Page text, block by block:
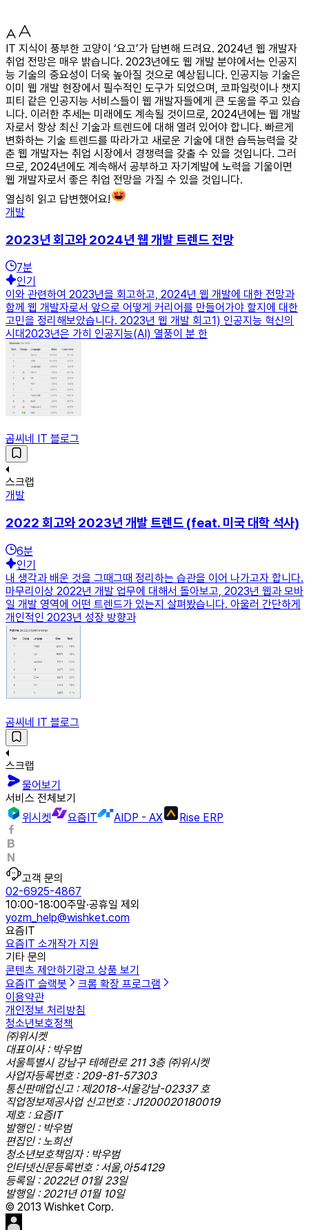
IT 지식이 풍부한 고양이 ‘요고’가 답변해 드려요. 2024년 웹 개발자
취업 전망은 매우 밝습니다. 2023년에도 웹 개발 분야에서는 인공지
능 기술의 중요성이 더욱 높아질 것으로 예상됩니다. 인공지능 기술은
이미 웹 개발 현장에서 필수적인 도구가 되었으며, 코파일럿이나 챗지
피티 같은 인공지능 서비스들이 웹 개발자들에게 큰 도움을 주고 있습
니다. 이러한 추세는 미래에도 계속될 것이므로, 2024년에는 웹 개발
자로서 항상 최신 기술과 트렌드에 대해 열려 있어야 합니다. 빠르게
변화하는 기술 트렌드를 따라가고 새로운 기술에 대한 습득능력을 갖
춘 웹 개발자는 취업 시장에서 경쟁력을 갖출 수 있을 것입니다. 그러
므로, 2024년에도 계속해서 공부하고 자기계발에 노력을 기울이면
웹 개발자로서 좋은 취업 전망을 가질 수 있을 것입니다.
열심히 읽고 답변했어요!
개발
2023년 회고와 2024년 웹 개발 트렌드 전망
7분
인기
이와 관련하여 2023년을 회고하고, 2024년 웹 개발에 대한 전망과
함께 웹 개발자로서 앞으로 어떻게 커리어를 만들어가야 할지에 대한
고민을 정리해보았습니다. 2023년 웹 개발 회고1) 인공지능 혁신의
시대2023년은 가히 인공지능(AI) 열풍이 분 한
곰씨네 IT 블로그
스크랩
개발
2022 회고와 2023년 개발 트렌드 (feat. 미국 대학 석사)
6분
인기
내 생각과 배운 것을 그때그때 정리하는 습관을 이어 나가고자 합니다.
마무리이상 2022년 개발 업무에 대해서 돌아보고, 2023년 웹과 모바
일 개발 영역에 어떤 트렌드가 있는지 살펴봤습니다. 아울러 간단하게
개인적인 2023년 성장 방향과
곰씨네 IT 블로그
스크랩
물어보기
서비스 전체보기
위시켓
요즘IT AIDP - AX Rise ERP
고객 문의
02-6925-4867
10:00-18:00주말·공휴일 제외
yozm_help@wishket.com
요즘IT
요즘IT 소개작가 지원
기타 문의
콘텐츠 제안하기광고 상품 보기
요즘IT 슬랙봇
크롬 확장 프로그램
이용약관
개인정보 처리방침
청소년보호정책
㈜위시켓
대표이사 : 박우범
서울특별시 강남구 테헤란로 211 3층 ㈜위시켓
사업자등록번호 : 209-81-57303
통신판매업신고 : 제2018-서울강남-02337 호
직업정보제공사업 신고번호 : J1200020180019
제호 : 요즘IT
발행인 : 박우범
편집인 : 노희선
청소년보호책임자 : 박우범
인터넷신문등록번호 : 서울,아54129
등록일 : 2022년 01월 23일
발행일 : 2021년 01월 10일
© 2013 Wishket Corp.